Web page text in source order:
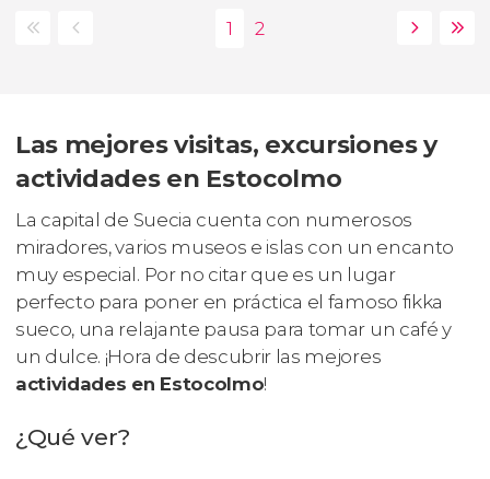
Las mejores visitas, excursiones y
actividades en Estocolmo
La capital de Suecia cuenta con numerosos
miradores, varios museos e islas con un encanto
muy especial. Por no citar que es un lugar
perfecto para poner en práctica el famoso fikka
sueco, una relajante pausa para tomar un café y
un dulce. ¡Hora de descubrir las mejores
actividades en Estocolmo!
¿Qué ver?